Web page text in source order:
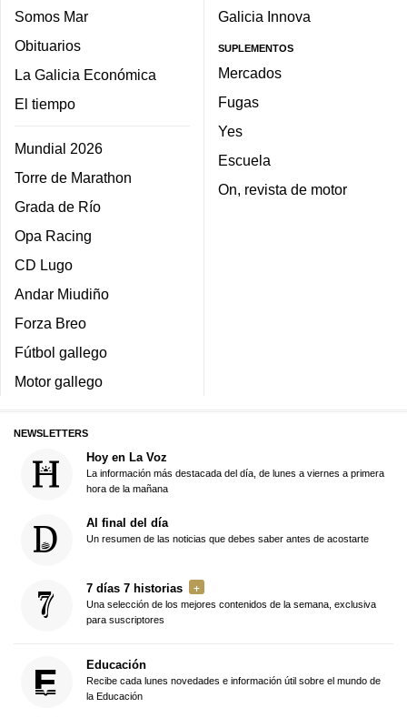
Somos Mar
Obituarios
La Galicia Económica
El tiempo
Mundial 2026
Torre de Marathon
Grada de Río
Opa Racing
CD Lugo
Andar Miudiño
Forza Breo
Fútbol gallego
Motor gallego
Galicia Innova
SUPLEMENTOS
Mercados
Fugas
Yes
Escuela
On, revista de motor
NEWSLETTERS
Hoy en La Voz
La información más destacada del día, de lunes a viernes a primera
hora de la mañana
Al final del día
Un resumen de las noticias que debes saber antes de acostarte
7 días 7 historias
Una selección de los mejores contenidos de la semana, exclusiva
para suscriptores
Educación
Recibe cada lunes novedades e información útil sobre el mundo de
la Educación